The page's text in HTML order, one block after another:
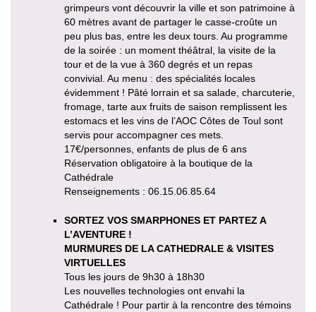
grimpeurs vont découvrir la ville et son patrimoine à
60 mètres avant de partager le casse-croûte un
peu plus bas, entre les deux tours. Au programme
de la soirée : un moment théâtral, la visite de la
tour et de la vue à 360 degrés et un repas
convivial. Au menu : des spécialités locales
évidemment ! Pâté lorrain et sa salade, charcuterie,
fromage, tarte aux fruits de saison remplissent les
estomacs et les vins de l’AOC Côtes de Toul sont
servis pour accompagner ces mets.
17€/personnes, enfants de plus de 6 ans
Réservation obligatoire à la boutique de la
Cathédrale
Renseignements : 06.15.06.85.64
SORTEZ VOS SMARPHONES ET PARTEZ A
L’AVENTURE !
MURMURES DE LA CATHEDRALE & VISITES
VIRTUELLES
Tous les jours de 9h30 à 18h30
Les nouvelles technologies ont envahi la
Cathédrale ! Pour partir à la rencontre des témoins